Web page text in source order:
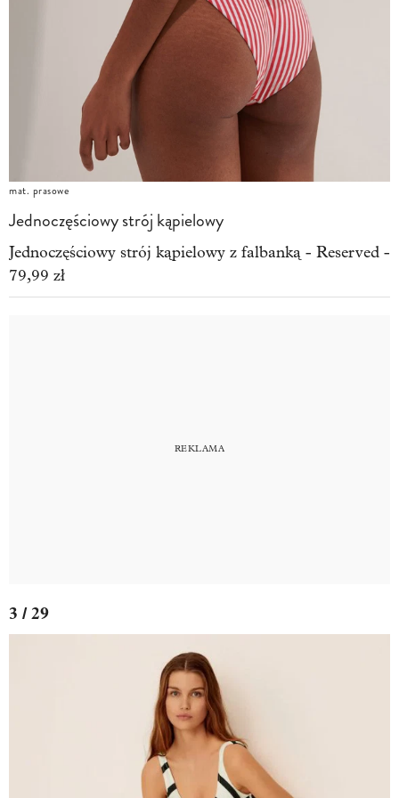
mat. prasowe
Jednoczęściowy strój kąpielowy
Jednoczęściowy strój kąpielowy z falbanką - Reserved -
79,99 zł
3 / 29